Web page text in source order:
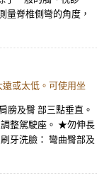
量脊椎側彎的角度，
或太低。可使用坐
膀及臀 部三點垂直。
整駕駛座。 ★勿伸長
牙洗臉： 彎曲臀部及